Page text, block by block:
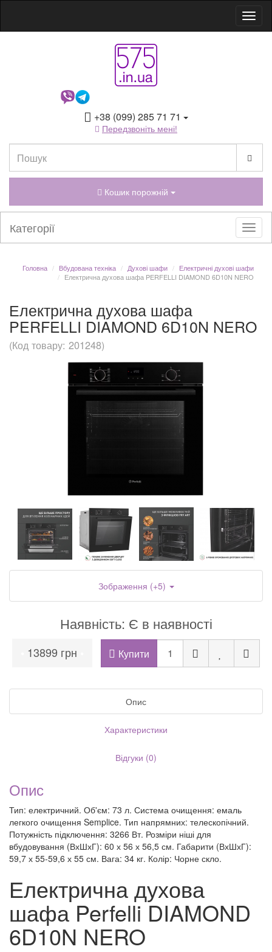
+38 (099) 285 71 71
Передзвоніть мені!
Кошик порожній
Категорії
Головна Вбудована техніка Духові шафи
Електричні духові шафи
Електрична духова шафа PERFELLI DIAMOND 6D10N NERO
Електрична духова шафа
PERFELLI DIAMOND 6D10N NERO
(Код товару: 201248)
Наявність: Є в наявності
13899 грн Купити
Зображення (+5)
Опис
Характеристики
Відгуки (0)
Опис
Тип: електричний. Об'єм: 73 л. Система очищення: емаль
легкого очищення Semplice. Тип напрямних: телескопічний.
Потужність підключення: 3266 Вт. Розміри ніші для
вбудовування (ВхШхГ): 60 х 56 х 56,5 см. Габарити (ВхШхГ):
59,7 х 55-59,6 х 55 см. Вага: 34 кг. Колір: Чорне скло.
Електрична духова
шафа Perfelli DIAMOND
6D10N NERO